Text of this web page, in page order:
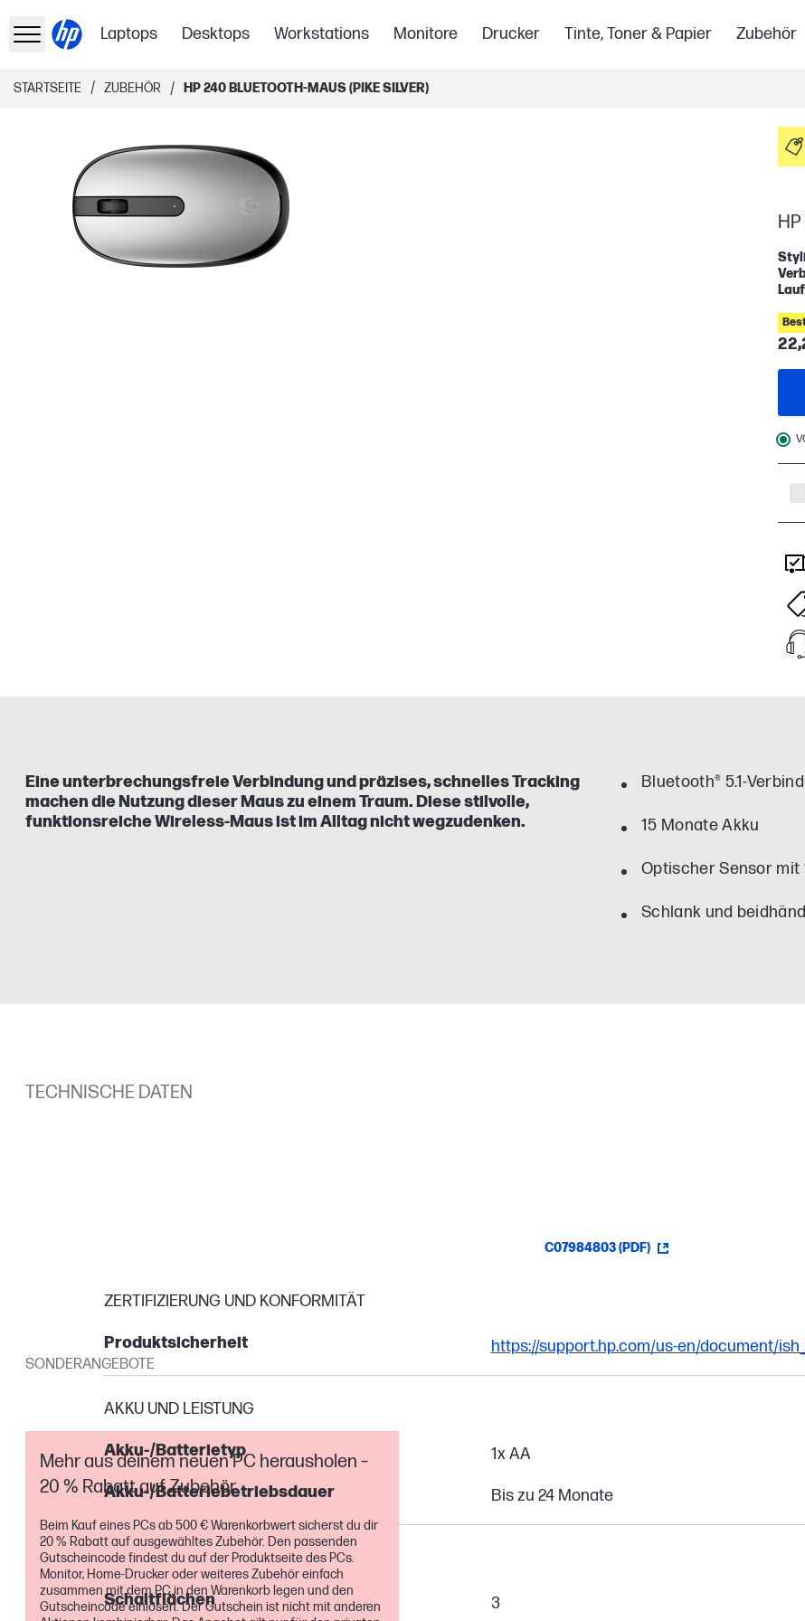
Laptops Desktops Workstations Monitore Drucker Tinte, Toner & Papier Zubehör
STARTSEITE / ZUBEHÖR / HP 240 BLUETOOTH-MAUS (PIKE SILVER)
Eine unterbrechungsfreie Verbindung und präzises, schnelles Tracking
machen die Nutzung dieser Maus zu einem Traum. Diese stilvolle,
funktionsreiche Wireless-Maus ist im Alltag nicht wegzudenken.
Bluetooth® 5.1-
15 Monate Akku
Optischer Sensor mit
Schlank und
TECHNISCHE DATEN
C07984803 (PDF)
ZERTIFIZIERUNG UND KONFORMITÄT
Produktsicherheit https://support.hp.com/us-en/document/
AKKU UND LEISTUNG
Akku-/Batterietyp
1x AA
Akku-/Batteriebetriebsdauer
Bis zu 24 Monate
MULTIMEDIA- UND EINGABEGERÄTE
Schaltflächen
3
SONDERANGEBOTE
Mehr aus deinem neuen PC herausholen –
20 % Rabatt auf Zubehör
Beim Kauf eines PCs ab 500 € Warenkorbwert sicherst du dir
20 % Rabatt auf ausgewähltes Zubehör. Den passenden
Gutscheincode findest du auf der Produktseite des PCs.
Monitor, Home-Drucker oder weiteres Zubehör einfach
zusammen mit dem PC in den Warenkorb legen und den
Gutscheincode einlösen. Der Gutschein ist nicht mit anderen